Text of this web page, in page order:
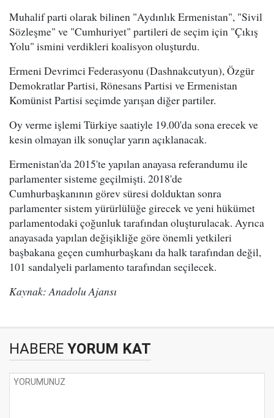
Muhalif parti olarak bilinen "Aydınlık Ermenistan", "Sivil
Sözleşme" ve "Cumhuriyet" partileri de seçim için "Çıkış
Yolu" ismini verdikleri koalisyon oluşturdu.
Ermeni Devrimci Federasyonu (Dashnakcutyun), Özgür
Demokratlar Partisi, Rönesans Partisi ve Ermenistan
Komünist Partisi seçimde yarışan diğer partiler.
Oy verme işlemi Türkiye saatiyle 19.00'da sona erecek ve
kesin olmayan ilk sonuçlar yarın açıklanacak.
Ermenistan'da 2015'te yapılan anayasa referandumu ile
parlamenter sisteme geçilmişti. 2018'de
Cumhurbaşkanının görev süresi dolduktan sonra
parlamenter sistem yürürlülüğe girecek ve yeni hükümet
parlamentodaki çoğunluk tarafından oluşturulacak. Ayrıca
anayasada yapılan değişikliğe göre önemli yetkileri
başbakana geçen cumhurbaşkanı da halk tarafından değil,
101 sandalyeli parlamento tarafından seçilecek.
Kaynak: Anadolu Ajansı
HABERE YORUM KAT